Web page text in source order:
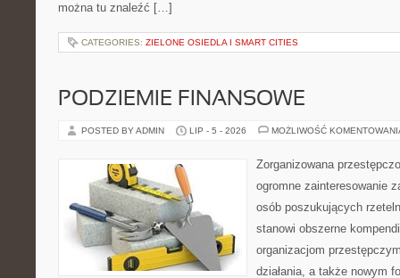
można tu znaleźć […]
CATEGORIES: ZIELONE OSIEDLA I SMART CITIES
PODZIEMIE FINANSOWE
POSTED BY ADMIN LIP - 5 - 2026 MOŻLIWOŚĆ
Zorganizowana
ogromne zainteresowanie
osób poszukujących
stanowi obszerne
organizacjom
działania, a także nowym